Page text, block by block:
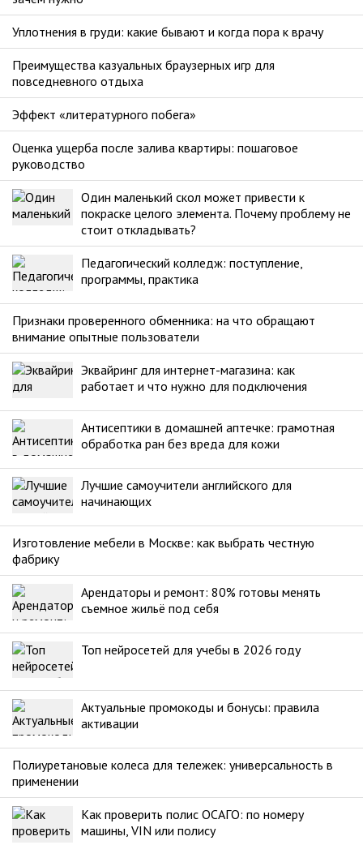
Уплотнения в груди: какие бывают и когда пора к врачу
Преимущества казуальных браузерных игр для
повседневного отдыха
Эффект «литературного побега»
Оценка ущерба после залива квартиры: пошаговое
руководство
Один маленький скол может привести к
покраске целого элемента. Почему проблему не
стоит откладывать?
Педагогический колледж: поступление,
программы, практика
Признаки проверенного обменника: на что обращают
внимание опытные пользователи
Эквайринг для интернет-магазина: как
работает и что нужно для подключения
Антисептики в домашней аптечке: грамотная
обработка ран без вреда для кожи
Лучшие самоучители английского для
начинающих
Изготовление мебели в Москве: как выбрать честную
фабрику
Арендаторы и ремонт: 80% готовы менять
съемное жильё под себя
Топ нейросетей для учебы в 2026 году
Актуальные промокоды и бонусы: правила
активации
Полиуретановые колеса для тележек: универсальность в
применении
Как проверить полис ОСАГО: по номеру
машины, VIN или полису